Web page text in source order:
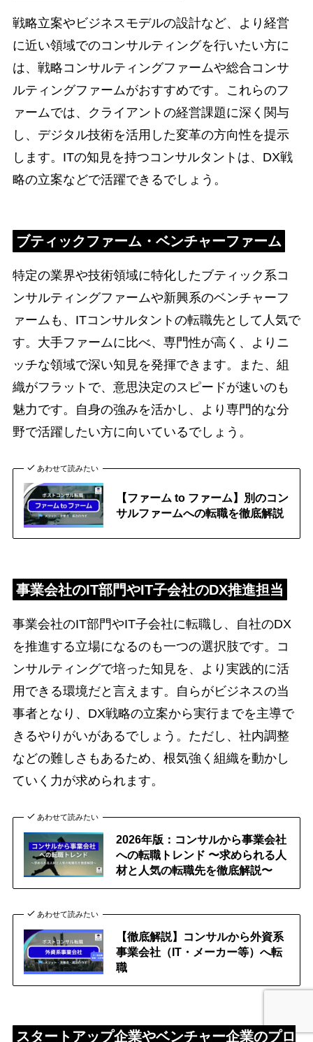
戦略立案やビジネスモデルの設計など、より経営
に近い領域でのコンサルティングを行いたい方に
は、戦略コンサルティングファームや総合コンサ
ルティングファームがおすすめです。これらのフ
ァームでは、クライアントの経営課題に深く関与
し、デジタル技術を活用した変革の方向性を提示
します。ITの知見を持つコンサルタントは、DX戦
略の立案などで活躍できるでしょう。
ブティックファーム・ベンチャーファーム
特定の業界や技術領域に特化したブティック系コ
ンサルティングファームや新興系のベンチャーフ
ァームも、ITコンサルタントの転職先として人気で
す。大手ファームに比べ、専門性が高く、よりニ
ッチな領域で深い知見を発揮できます。また、組
織がフラットで、意思決定のスピードが速いのも
魅力です。自身の強みを活かし、より専門的な分
野で活躍したい方に向いているでしょう。
あわせて読みたい
【ファーム to ファーム】別のコン
サルファームへの転職を徹底解説
事業会社のIT部門やIT子会社のDX推進担当
事業会社のIT部門やIT子会社に転職し、自社のDX
を推進する立場になるのも一つの選択肢です。コ
ンサルティングで培った知見を、より実践的に活
用できる環境だと言えます。自らがビジネスの当
事者となり、DX戦略の立案から実行までを主導で
きるやりがいがあるでしょう。ただし、社内調整
などの難しさもあるため、根気強く組織を動かし
ていく力が求められます。
あわせて読みたい
2026年版：コンサルから事業会社
への転職トレンド 〜求められる人
材と人気の転職先を徹底解説〜
あわせて読みたい
【徹底解説】コンサルから外資系
事業会社（IT・メーカー等）へ転
職
スタートアップ企業やベンチャー企業のプロ